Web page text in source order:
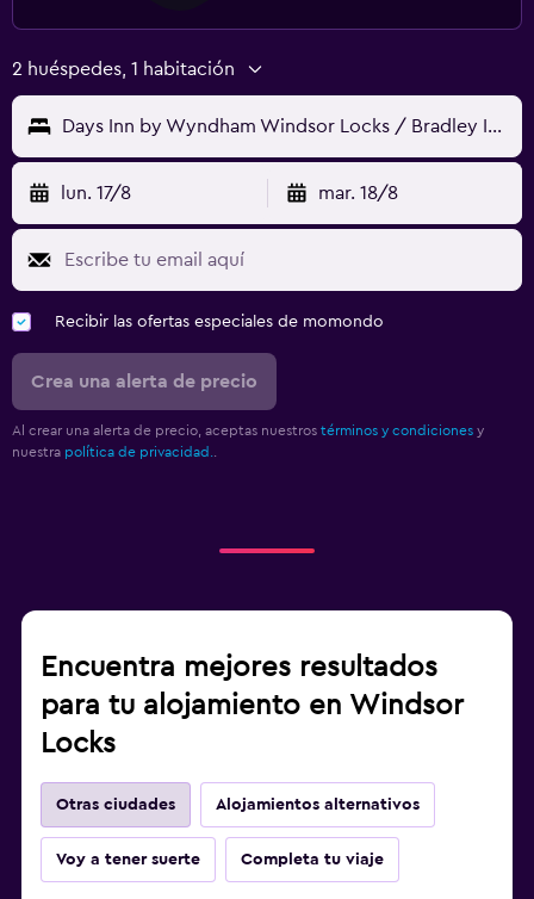
2 huéspedes, 1 habitación
Days Inn by Wyndham Windsor Locks / Bradley Intl Airport
lun. 17/8 mar. 18/8
Recibir las ofertas especiales de momondo
Crea una alerta de precio
Al crear una alerta de precio, aceptas nuestros términos y condiciones y
nuestra política de privacidad.
Encuentra mejores resultados
para tu alojamiento en Windsor
Locks
Otras ciudades Alojamientos alternativos
Voy a tener suerte Completa tu viaje